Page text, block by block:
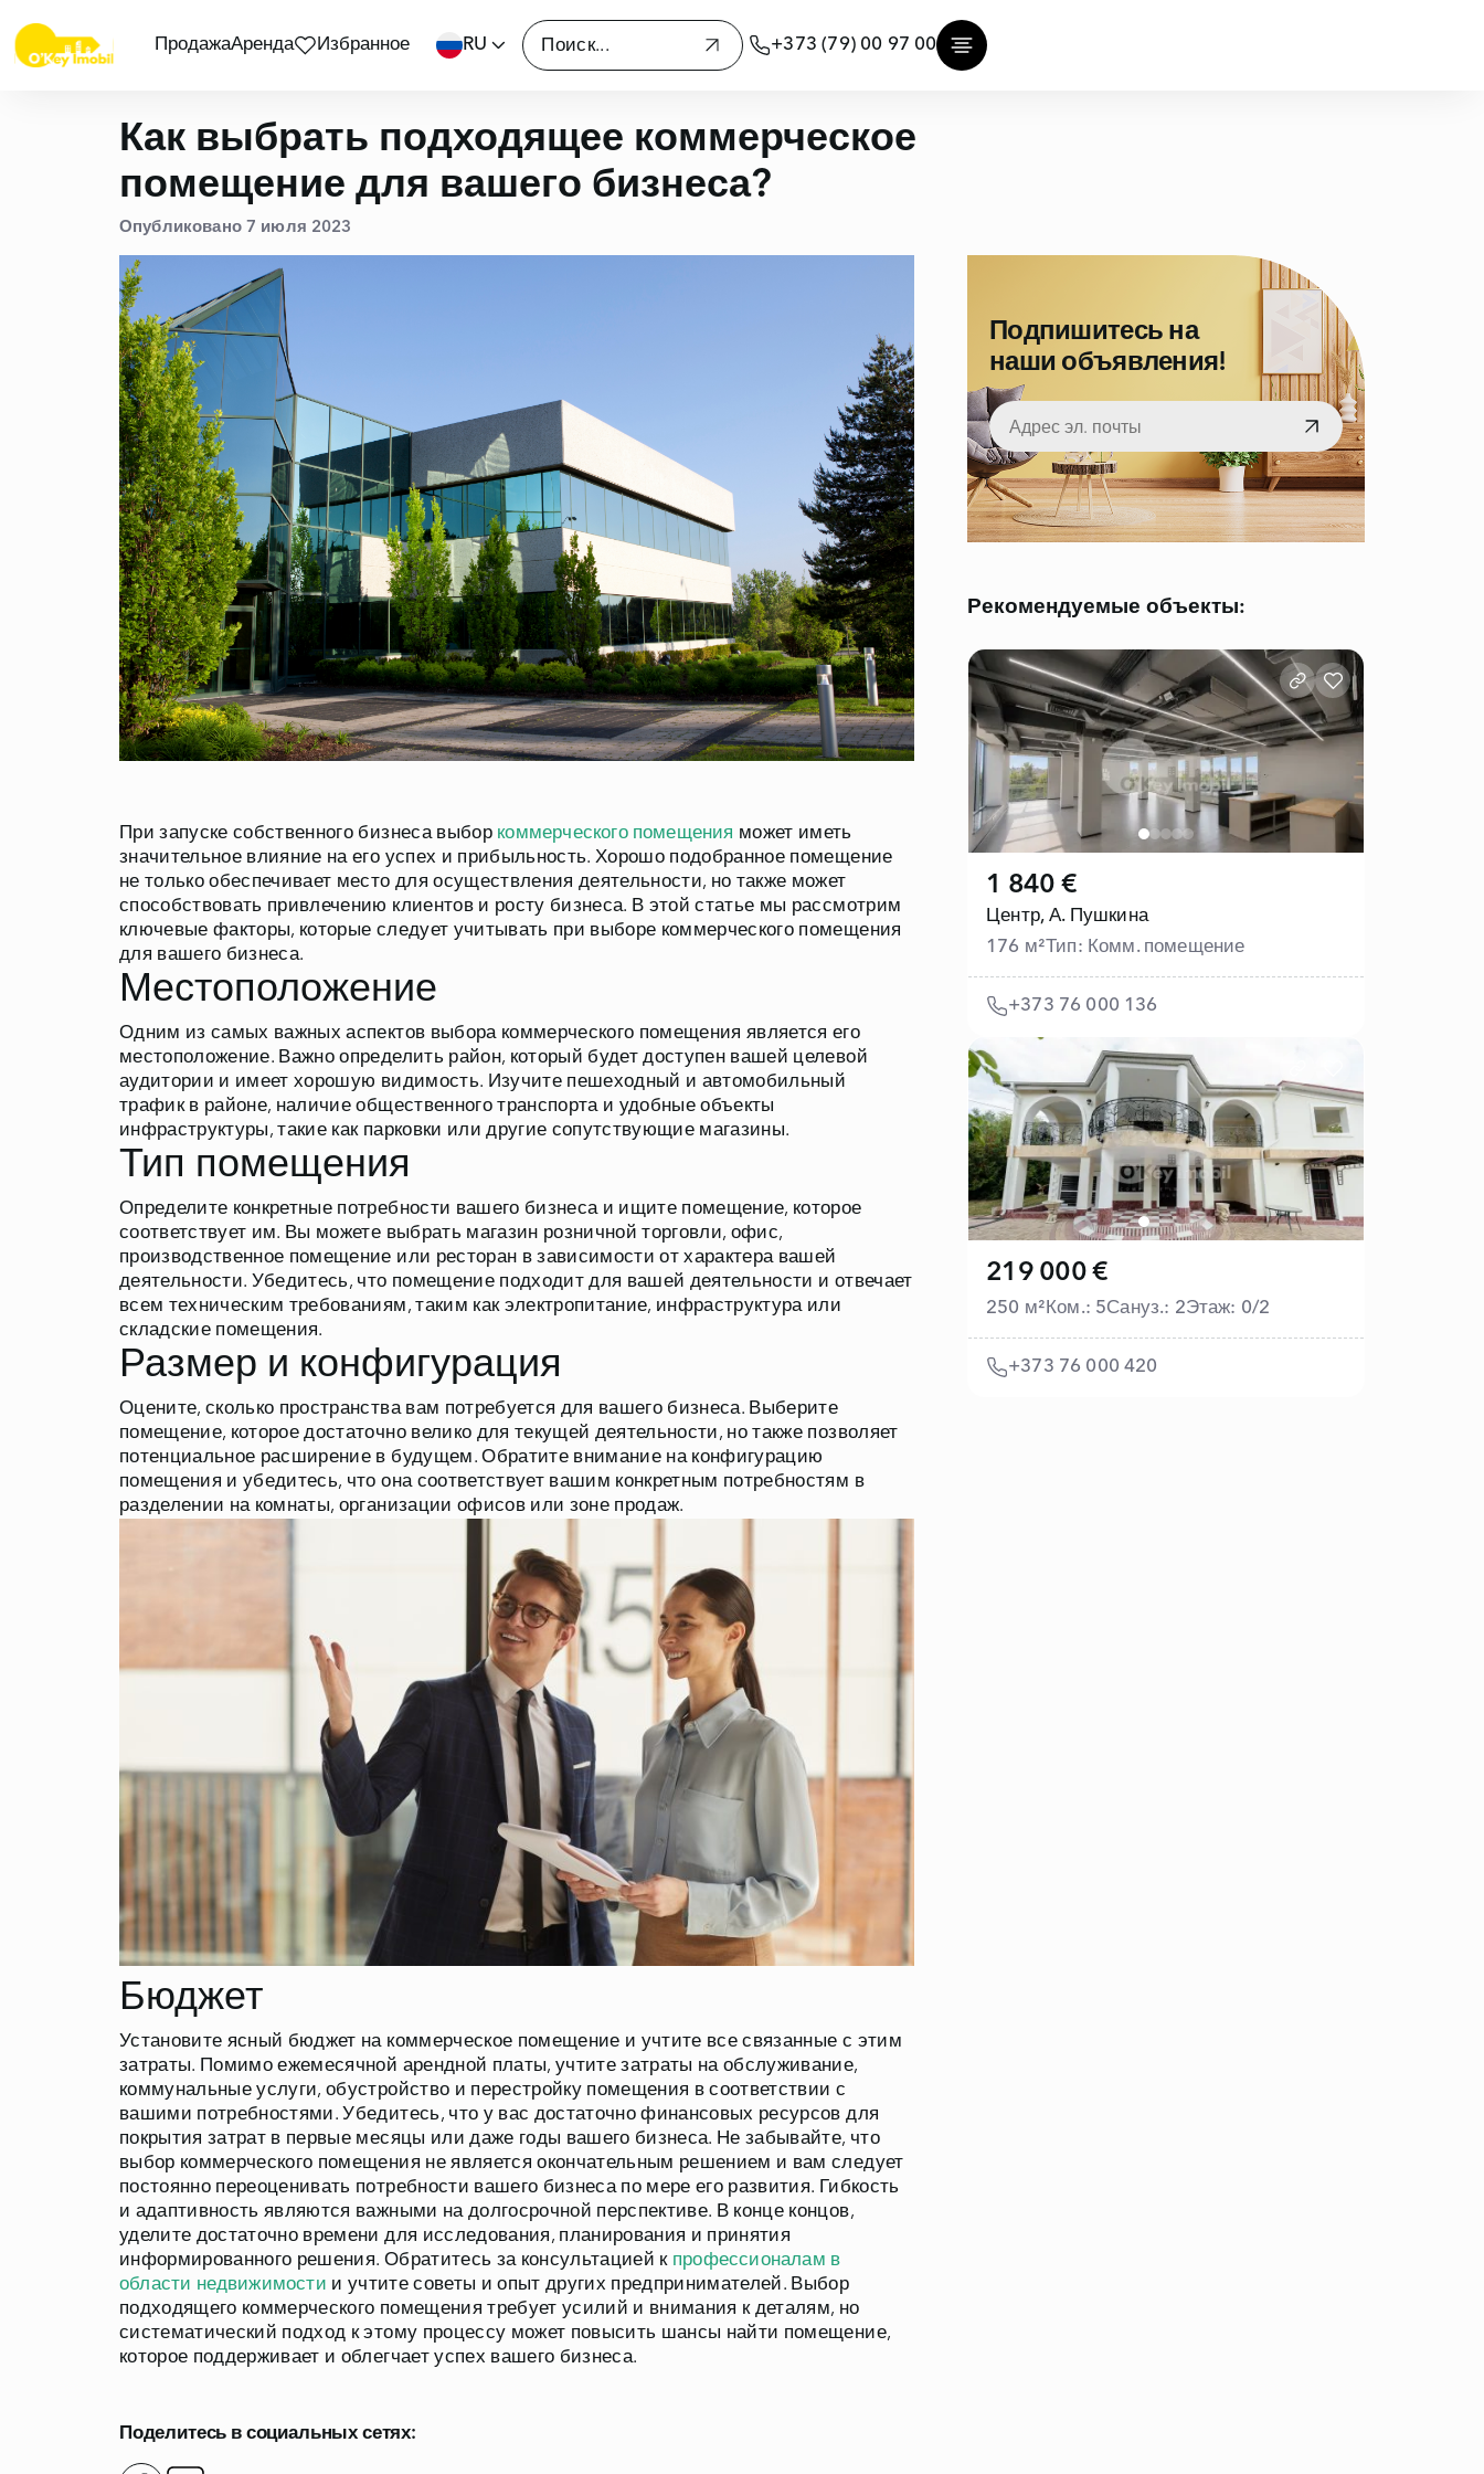
ПродажаАренда Избранное RU +373 (79) 00 97 00
Как выбрать подходящее коммерческое
помещение для вашего бизнеса?
Опубликовано 7 июля 2023
При запуске собственного бизнеса выбор коммерческого помещения может иметь
значительное влияние на его успех и прибыльность. Хорошо подобранное помещение
не только обеспечивает место для осуществления деятельности, но также может
способствовать привлечению клиентов и росту бизнеса. В этой статье мы рассмотрим
ключевые факторы, которые следует учитывать при выборе коммерческого помещения
для вашего бизнеса.
Местоположение
Одним из самых важных аспектов выбора коммерческого помещения является его
местоположение. Важно определить район, который будет доступен вашей целевой
аудитории и имеет хорошую видимость. Изучите пешеходный и автомобильный
трафик в районе, наличие общественного транспорта и удобные объекты
инфраструктуры, такие как парковки или другие сопутствующие магазины.
Тип помещения
Определите конкретные потребности вашего бизнеса и ищите помещение, которое
соответствует им. Вы можете выбрать магазин розничной торговли, офис,
производственное помещение или ресторан в зависимости от характера вашей
деятельности. Убедитесь, что помещение подходит для вашей деятельности и отвечает
всем техническим требованиям, таким как электропитание, инфраструктура или
складские помещения.
Размер и конфигурация
Оцените, сколько пространства вам потребуется для вашего бизнеса. Выберите
помещение, которое достаточно велико для текущей деятельности, но также позволяет
потенциальное расширение в будущем. Обратите внимание на конфигурацию
помещения и убедитесь, что она соответствует вашим конкретным потребностям в
разделении на комнаты, организации офисов или зоне продаж.
Бюджет
Установите ясный бюджет на коммерческое помещение и учтите все связанные с этим
затраты. Помимо ежемесячной арендной платы, учтите затраты на обслуживание,
коммунальные услуги, обустройство и перестройку помещения в соответствии с
вашими потребностями. Убедитесь, что у вас достаточно финансовых ресурсов для
покрытия затрат в первые месяцы или даже годы вашего бизнеса. Не забывайте, что
выбор коммерческого помещения не является окончательным решением и вам следует
постоянно переоценивать потребности вашего бизнеса по мере его развития. Гибкость
и адаптивность являются важными на долгосрочной перспективе. В конце концов,
уделите достаточно времени для исследования, планирования и принятия
информированного решения. Обратитесь за консультацией к профессионалам в
области недвижимости и учтите советы и опыт других предпринимателей. Выбор
подходящего коммерческого помещения требует усилий и внимания к деталям, но
систематический подход к этому процессу может повысить шансы найти помещение,
которое поддерживает и облегчает успех вашего бизнеса.
Поделитесь в социальных сетях:
Подпишитесь на
наши объявления!
Рекомендуемые объекты:
1 840 €
Центр, А. Пушкина
176 м²Тип: Комм. помещение
+373 76 000 136
219 000 €
250 м² Ком.: 5Сануз.: 2Этаж: 0/2
+373 76 000 420